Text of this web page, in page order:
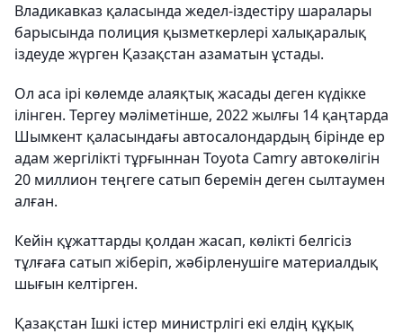
Владикавказ қаласында жедел-іздестіру шаралары
барысында полиция қызметкерлері халықаралық
іздеуде жүрген Қазақстан азаматын ұстады.
Ол аса ірі көлемде алаяқтық жасады деген күдікке
ілінген. Тергеу мәліметінше, 2022 жылғы 14 қаңтарда
Шымкент қаласындағы автосалондардың бірінде ер
адам жергілікті тұрғыннан Toyota Camry автокөлігін
20 миллион теңгеге сатып беремін деген сылтаумен
алған.
Кейін құжаттарды қолдан жасап, көлікті белгісіз
тұлғаға сатып жіберіп, жәбірленушіге материалдық
шығын келтірген.
Қазақстан Ішкі істер министрлігі екі елдің құқық